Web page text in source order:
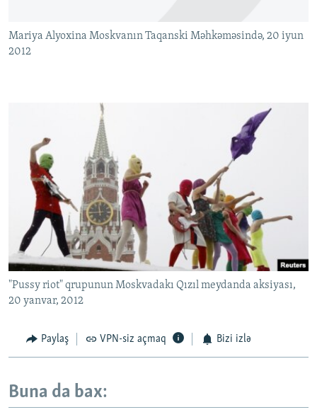
Mariya Alyoxina Moskvanın Taqanski Məhkəməsində, 20 iyun
2012
"Pussy riot" qrupunun Moskvadakı Qızıl meydanda aksiyası,
20 yanvar, 2012
Paylaş VPN-siz açmaq Bizi izlə
Buna da bax: